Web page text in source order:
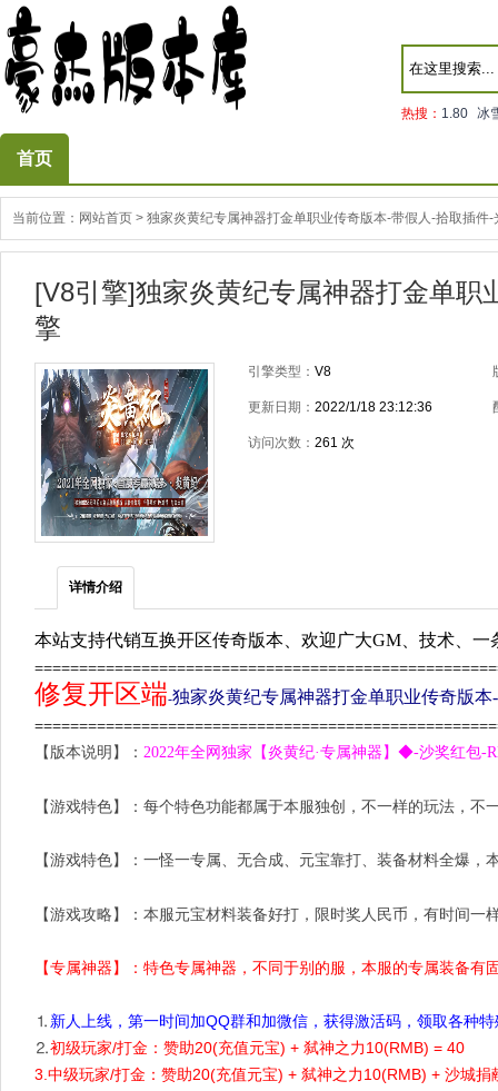
热搜： 1.80 冰
首页
当前位置： 网站首页 > 独家炎黄纪专属神器打金单职业传奇版本-带假人-拾取插件
[V8引擎]独家炎黄纪专属神器打金单
擎
引擎类型： V8
更新日期： 2022/1/18 23:12:36
访问次数： 261 次
详情介绍
本站支持代销互换开区传奇版本、欢迎广大GM、技术、
修复开区端-独家炎黄纪专属神器打金单职业传奇版
【版本说明】： 2022年全网独家【炎黄纪·专属神器】◆-沙奖红包
【游戏特色】：每个特色功能都属于本服独创，不一样的玩法，
【游戏特色】： 一怪一专属、无合成、元宝靠打、装备材料全爆，
【游戏攻略】：本服元宝材料装备好打，限时奖人民币，有时间
【专属神器】：特色专属神器，不同于别的服，本服的专属装备
⒈ 新人上线，第一时间加QQ群和加微信，获得激活码，领取各种
⒉初级玩家/打金：赞助20(充值元宝) + 弑神之力10(RMB) = 40
3.中级玩家/打金：赞助20(充值元宝) + 弑神之力10(RMB) + 沙城捐